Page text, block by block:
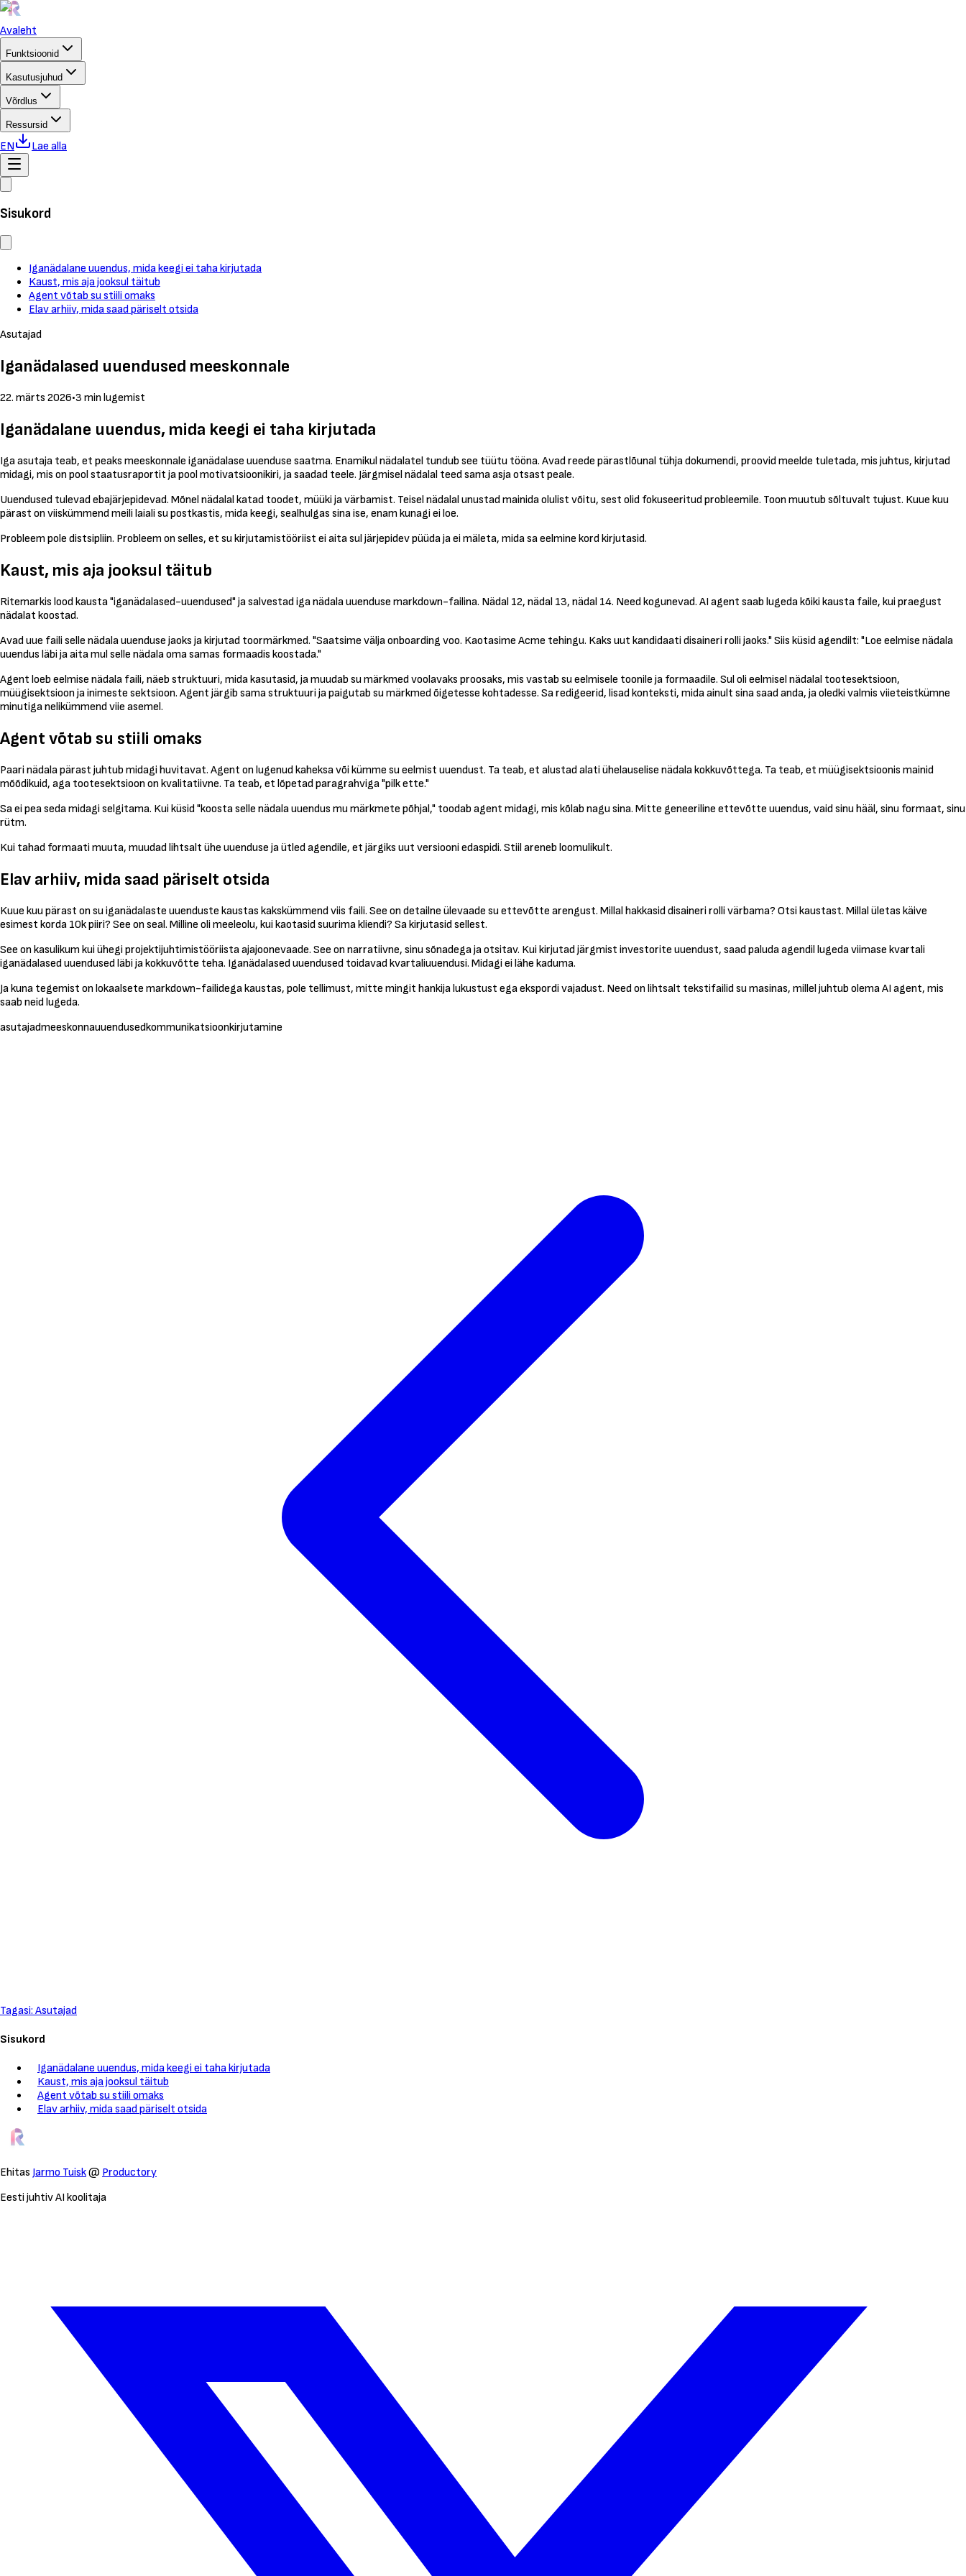
Avaleht
Funktsioonid
Kasutusjuhud
Võrdlus
Ressursid
EN Lae alla
Sisukord
Iganädalane uuendus, mida keegi ei taha kirjutada
Kaust, mis aja jooksul täitub
Agent võtab su stiili omaks
Elav arhiiv, mida saad päriselt otsida
Asutajad
Iganädalased uuendused meeskonnale
22. märts 2026•3 min lugemist
Iganädalane uuendus, mida keegi ei taha kirjutada
Iga asutaja teab, et peaks meeskonnale iganädalase uuenduse saatma. Enamikul nädalatel tundub see tüütu tööna. Avad reede pärastlõunal tühja dokumendi, proovid meelde tuletada, mis juhtus, kirjutad
midagi, mis on pool staatusraportit ja pool motivatsioonikiri, ja saadad teele. Järgmisel nädalal teed sama asja otsast peale.
Uuendused tulevad ebajärjepidevad. Mõnel nädalal katad toodet, müüki ja värbamist. Teisel nädalal unustad mainida olulist võitu, sest olid fokuseeritud probleemile. Toon muutub sõltuvalt tujust. Kuue kuu
pärast on viiskümmend meili laiali su postkastis, mida keegi, sealhulgas sina ise, enam kunagi ei loe.
Probleem pole distsipliin. Probleem on selles, et su kirjutamistööriist ei aita sul järjepidev püüda ja ei mäleta, mida sa eelmine kord kirjutasid.
Kaust, mis aja jooksul täitub
Ritemarkis lood kausta "iganädalased-uuendused" ja salvestad iga nädala uuenduse markdown-failina. Nädal 12, nädal 13, nädal 14. Need kogunevad. AI agent saab lugeda kõiki kausta faile, kui praegust
nädalat koostad.
Avad uue faili selle nädala uuenduse jaoks ja kirjutad toormärkmed. "Saatsime välja onboarding voo. Kaotasime Acme tehingu. Kaks uut kandidaati disaineri rolli jaoks." Siis küsid agendilt: "Loe eelmise nädala
uuendus läbi ja aita mul selle nädala oma samas formaadis koostada."
Agent loeb eelmise nädala faili, näeb struktuuri, mida kasutasid, ja muudab su märkmed voolavaks proosaks, mis vastab su eelmisele toonile ja formaadile. Sul oli eelmisel nädalal tootesektsioon,
müügisektsioon ja inimeste sektsioon. Agent järgib sama struktuuri ja paigutab su märkmed õigetesse kohtadesse. Sa redigeerid, lisad konteksti, mida ainult sina saad anda, ja oledki valmis viieteistkümne
minutiga nelikümmend viie asemel.
Agent võtab su stiili omaks
Paari nädala pärast juhtub midagi huvitavat. Agent on lugenud kaheksa või kümme su eelmist uuendust. Ta teab, et alustad alati ühelauselise nädala kokkuvõttega. Ta teab, et müügisektsioonis mainid
mõõdikuid, aga tootesektsioon on kvalitatiivne. Ta teab, et lõpetad paragrahviga "pilk ette."
Sa ei pea seda midagi selgitama. Kui küsid "koosta selle nädala uuendus mu märkmete põhjal," toodab agent midagi, mis kõlab nagu sina. Mitte geneeriline ettevõtte uuendus, vaid sinu hääl, sinu formaat, sinu
rütm.
Kui tahad formaati muuta, muudad lihtsalt ühe uuenduse ja ütled agendile, et järgiks uut versiooni edaspidi. Stiil areneb loomulikult.
Elav arhiiv, mida saad päriselt otsida
Kuue kuu pärast on su iganädalaste uuenduste kaustas kakskümmend viis faili. See on detailne ülevaade su ettevõtte arengust. Millal hakkasid disaineri rolli värbama? Otsi kaustast. Millal ületas käive
esimest korda 10k piiri? See on seal. Milline oli meeleolu, kui kaotasid suurima kliendi? Sa kirjutasid sellest.
See on kasulikum kui ühegi projektijuhtimistööriista ajajoonevaade. See on narratiivne, sinu sõnadega ja otsitav. Kui kirjutad järgmist investorite uuendust, saad paluda agendil lugeda viimase kvartali
iganädalased uuendused läbi ja kokkuvõtte teha. Iganädalased uuendused toidavad kvartaliuuendusi. Midagi ei lähe kaduma.
Ja kuna tegemist on lokaalsete markdown-failidega kaustas, pole tellimust, mitte mingit hankija lukustust ega ekspordi vajadust. Need on lihtsalt tekstifailid su masinas, millel juhtub olema AI agent, mis
saab neid lugeda.
asutajadmeeskonnauuendusedkommunikatsioonkirjutamine
Tagasi: Asutajad
Sisukord
Iganädalane uuendus, mida keegi ei taha kirjutada
Kaust, mis aja jooksul täitub
Agent võtab su stiili omaks
Elav arhiiv, mida saad päriselt otsida
Ehitas Jarmo Tuisk@ Productory
Eesti juhtiv AI koolitaja